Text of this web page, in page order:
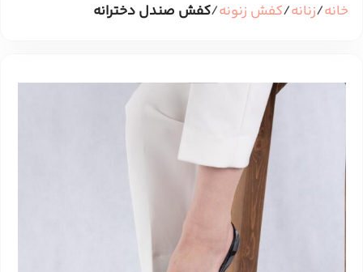
خانه زنانه کفش زنونه کفش صندل دخترانه